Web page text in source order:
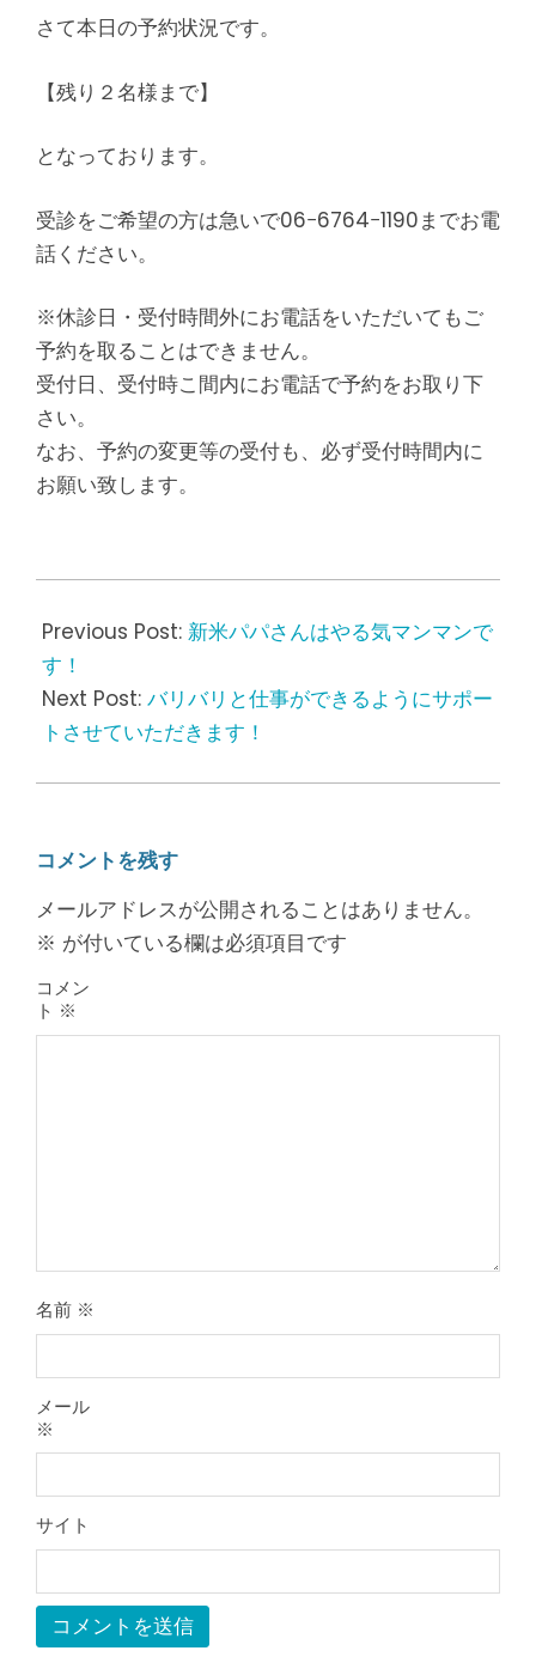
さて本日の予約状況です。
【残り２名様まで】
となっております。
受診をご希望の方は急いで06−6764−1190までお電
話ください。
※休診日・受付時間外にお電話をいただいてもご
予約を取ることはできません。
受付日、受付時こ間内にお電話で予約をお取り下
さい。
なお、予約の変更等の受付も、必ず受付時間内に
お願い致します。
08-
06
Previous Post: 新米パパさんはやる気マンマンで
す！
Next Post: バリバリと仕事ができるようにサポー
トさせていただきます！
コメントを残す
メールアドレスが公開されることはありません。
※ が付いている欄は必須項目です
コメン
ト ※
名前 ※
メール
※
サイト
たほうがいい？それとも温める？
整形外科で水を抜きヒアルロン酸注射
ジャンプやダッシュで膝のお皿の下が
自分で貼れるテーピングのご紹介
痛い！膝蓋靭帯炎になってしまったら
サポーターはつけるべき？
By: 院長 山下